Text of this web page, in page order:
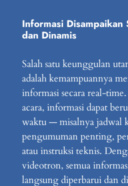
Informasi Disampaikan
dan Dinamis
Salah satu keunggulan
adalah kemampuannya
informasi secara real-
acara, informasi dapat
waktu — misalnya jadwal
pengumuman penting,
atau instruksi teknis.
videotron, semua
langsung diperbarui dan